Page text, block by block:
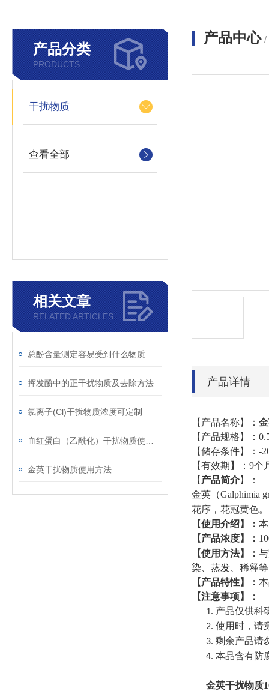
产品分类
PRODUCTS
干扰物质
查看全部
相关文章
RELATED ARTICLES
挥发酚中的正干扰物质及去除方法
氯离子(Cl)干扰物质浓度可定制
金英干扰物质使用方法
产品中心 /
产品详情
【产品名称】：
【产品规格】：
【储存条件】： -
【有效期】： 9个
【 产品简介】
：
金英（Galphimia
花序，花冠黄色。
【使用介绍】：
【产品浓度】：
【使用方法】：
染、蒸发、稀释
【产品特性】：
【注意事项】：
1. 产品仅供科
2. 使用时，请
3. 剩余产品请
4. 本品含有防
金英干扰物质